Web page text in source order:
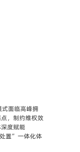
面临高峰拥
，制约维权效
度赋能
置” 一体化体